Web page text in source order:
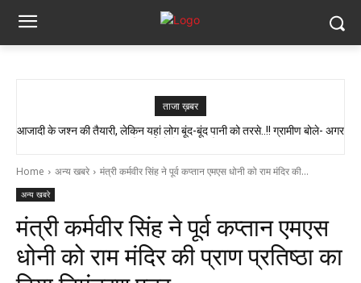
ताजा ख़बर
AAP सांसद को मिला कांग्रेस विधायक अटल श्रीवास्तव का साथ, बोले- केंद्र में नीति
आजादी के जश्न की तैयारी, लेकिन यहां लोग बूंद-बूंद पानी को तरसे..!! ग्रामीण बोले- अगर
Home अन्य खबरे मंत्री कर्मवीर सिंह ने पूर्व कप्तान एमएस धोनी को राम मंदिर की...
अन्य खबरे
मंत्री कर्मवीर सिंह ने पूर्व कप्तान एमएस
धोनी को राम मंदिर की प्राण प्रतिष्ठा का